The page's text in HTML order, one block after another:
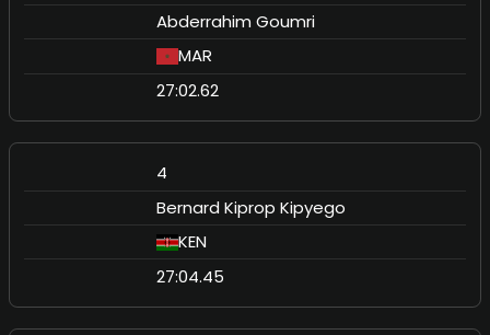
Abderrahim Goumri
MAR
27:02.62
4
Bernard Kiprop Kipyego
KEN
27:04.45